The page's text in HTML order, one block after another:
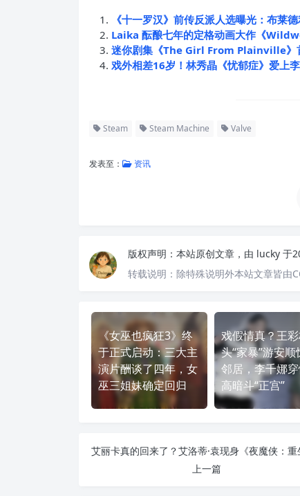
《十一罗汉》前传反派人选曝光：布莱
Laika 酝酿七年的定格动画大作《
迷你剧集《The Girl From Plainville》
戏外相差16岁！林秀晶《忧郁症》爱上
Steam Steam Machine Valve
发表至： 资讯
版权声明： 本站原创文章，由 lucky 于
转载说明： 除特殊说明外本站文章皆由
《女巫也疯狂3》终
于正式启动：三大主
演片酬谈了四年，女
巫三姐妹确定回归
戏假情真？王
头“家暴”游安顺
邻居，李千娜
高暗斗“正宫”
上一篇